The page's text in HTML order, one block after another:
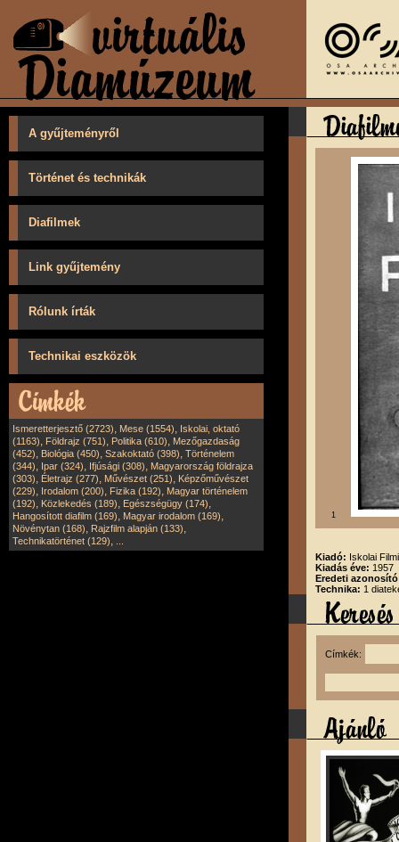
A gyűjteményről
Történet és technikák
Diafilmek
Link gyűjtemény
Rólunk írták
Technikai eszközök
Ismeretterjesztő (2723), Mese (1554), Iskolai, oktató
(1163), Földrajz (751), Politika (610), Mezőgazdaság
(452), Biológia (450), Szakoktató (398), Történelem
(344), Ipar (324), Ifjúsági (308), Magyarország földrajza
(303), Életrajz (277), Művészet (251), Képzőművészet
(229), Irodalom (200), Fizika (192), Magyar történelem
(192), Közlekedés (189), Egészségügy (174),
Hangosított diafilm (169), Magyar irodalom (169),
Növénytan (168), Rajzfilm alapján (133),
Technikatörténet (129),
1
Kiadó: Iskolai
Kiadás éve: 1957
Eredeti
Technika: 1
Címkék: